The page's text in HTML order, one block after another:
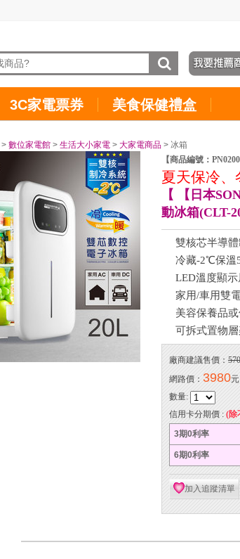
3C家電票券 美食保健禮盒
> 數位家電館 > 生活大小家電 > 大家電商品 > 冰箱
【商品編號：
夏天保冷、
【 【日本
動冰箱(CLT-
雙核芯半導
冷藏-2℃保溫
LED溫度顯
家用/車用雙
美容保養品
可拆式置物
廠商建議售價：
網路價： 3980元
數量:
信用卡分期價 : (除
3期0利率
6期0利率
加入追蹤清單